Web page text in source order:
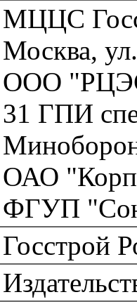
МЦЦС
Москва,
ООО
31 ГПИ
ОАО
ФГУП
Госстрой